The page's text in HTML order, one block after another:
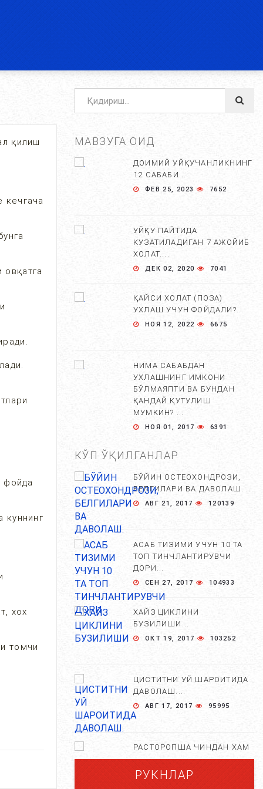
қилиш
кечгача
фойда
куннинг
хох
томчи
МАВЗУГА ОИД
ДОИМИЙ УЙҚУЧАНЛИКНИНГ
12 САБАБИ...
ФЕВ 25, 2023 7652
УЙҚУ ПАЙТИДА
КУЗАТИЛАДИГАН 7 АЖОЙИБ
ХОЛАТ....
ДЕК 02, 2020 7041
ҚАЙСИ ХОЛАТ (ПОЗА)
УХЛАШ УЧУН ФОЙДАЛИ?...
НОЯ 12, 2022 6675
НИМА САБАБДАН
УХЛАШНИНГ ИМКОНИ
БЎЛМАЯПТИ ВА БУНДАН
ҚАНДАЙ ҚУТУЛИШ
МУМКИН? ...
НОЯ 01, 2017 6391
УЙҚУНИ ХАЁТИМИЗНИ
ХАҚИДА 10 ТА БЕЛГИ....
СЕН 01, 2017 6219
СЕН 02, 2018 5140
БОШ МИЯСИДА НИМАЛАР
КУЗАТИЛАДИ. ...
МАР 27, 2018
СЕН 04, 2017 4282
КЎП ЎҚИЛГАНЛАР
БЎЙИН ОСТЕОХОНДРОЗИ,
БЕЛГИЛАРИ ВА ДАВОЛАШ. ...
АВГ 21, 2017 120139
АСАБ ТИЗИМИ УЧУН 10 ТА
ТОП ТИНЧЛАНТИРУВЧИ
ДОРИ...
СЕН 27, 2017 104933
ХАЙЗ ЦИКЛИНИ
БУЗИЛИШИ...
ОКТ 19, 2017 103252
ЦИСТИТНИ УЙ ШАРОИТИДА
ДАВОЛАШ....
АВГ 17, 2017 95995
РАСТОРОПША ЧИНДАН ХАМ
ФОЙДАЛИМИ?...
АПР 25, 2021
РУКНЛАР